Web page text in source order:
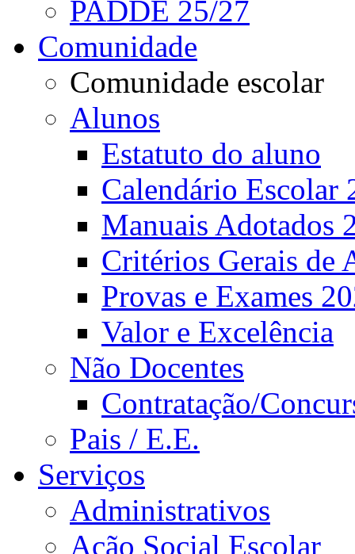
PADDE 25/27
Comunidade
Comunidade escolar
Alunos
Estatuto do aluno
Calendário Escolar
Manuais Adotados
Critérios Gerais de
Provas e Exames
Valor e Excelência
Não Docentes
Contratação/
Pais / E.E.
Serviços
Administrativos
Ação Social Escolar